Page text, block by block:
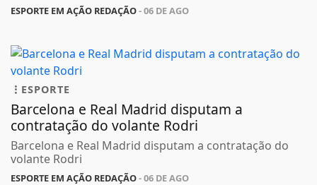
ESPORTE EM AÇÃO REDAÇÃO- 06 DE AGO
ESPORTE
Barcelona e Real Madrid disputam a
contratação do volante Rodri
Barcelona e Real Madrid disputam a contratação do
volante Rodri
ESPORTE EM AÇÃO REDAÇÃO- 06 DE AGO